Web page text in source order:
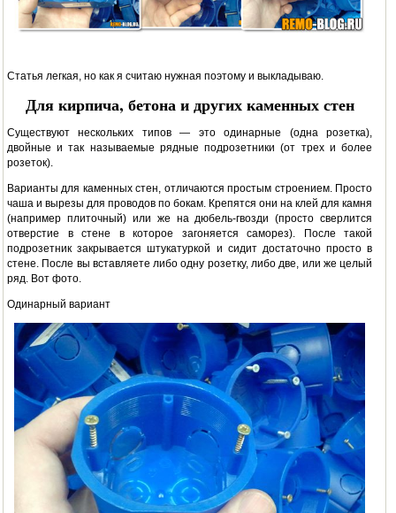
Статья легкая, но как я считаю нужная поэтому и выкладываю.
Для кирпича, бетона и других каменных стен
Существуют нескольких типов — это одинарные (одна розетка),
двойные и так называемые рядные подрозетники (от трех и более
розеток).
Варианты для каменных стен, отличаются простым строением. Просто
чаша и вырезы для проводов по бокам. Крепятся они на клей для камня
(например плиточный) или же на дюбель-гвозди (просто сверлится
отверстие в стене в которое загоняется саморез). После такой
подрозетник закрывается штукатуркой и сидит достаточно просто в
стене. После вы вставляете либо одну розетку, либо две, или же целый
ряд. Вот фото.
Одинарный вариант